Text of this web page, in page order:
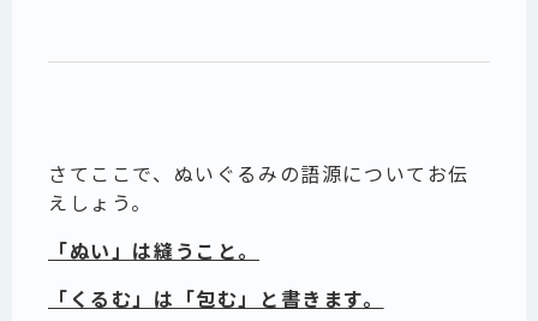
さてここで、ぬいぐるみの語源についてお伝
えしょう。
「ぬい」は縫うこと。
「くるむ」は「包む」と書きます。